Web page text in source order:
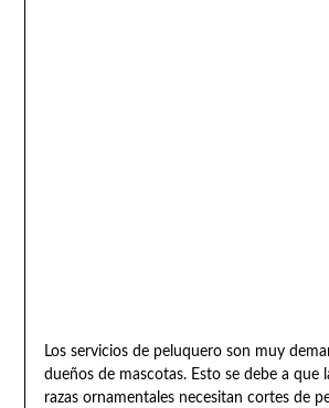
Los servicios de peluquero son muy
dueños de mascotas. Esto se debe a que
razas ornamentales necesitan cortes de